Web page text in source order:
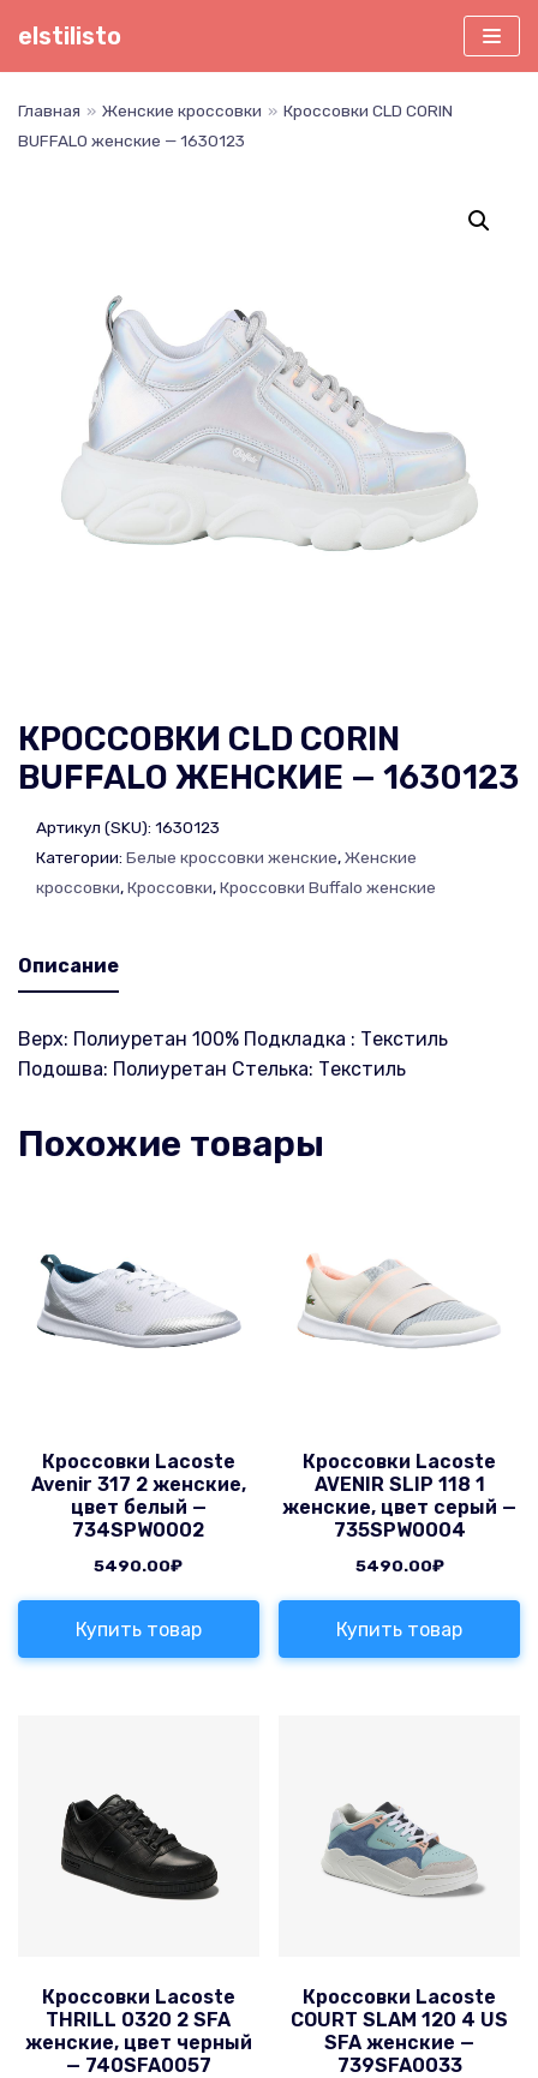
Перейти
elstilisto
Главная » Женские кроссовки » Кроссовки CLD CORIN
BUFFALO женские — 1630123
КРОССОВКИ CLD CORIN
BUFFALO ЖЕНСКИЕ — 1630123
Артикул (SKU): 1630123
Категории: Белые кроссовки женские,Женские
кроссовки,Кроссовки,Кроссовки Buffalo женские
Описание
Верх: Полиуретан 100% Подкладка : Текстиль
Подошва: Полиуретан Стелька: Текстиль
Похожие товары
Кроссовки Lacoste
Avenir 317 2 женские,
цвет белый —
734SPW0002
5490.00₽
Купить товар
Кроссовки Lacoste
AVENIR SLIP 118 1
женские, цвет серый —
735SPW0004
5490.00₽
Купить товар
Кроссовки Lacoste
THRILL 0320 2 SFA
женские, цвет черный
— 740SFA0057
Кроссовки Lacoste
COURT SLAM 120 4 US
SFA женские —
739SFA0033